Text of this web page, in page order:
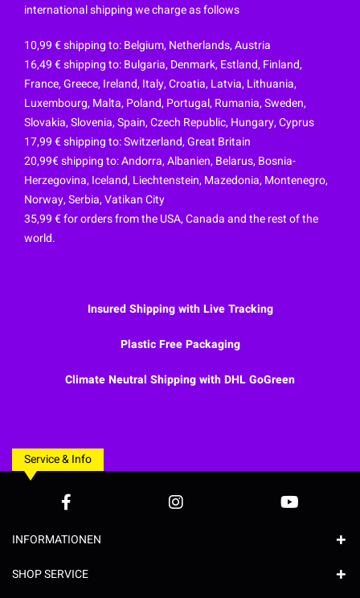
international shipping we charge as follows
10,99 € shipping to: Belgium, Netherlands, Austria
16,49 € shipping to: Bulgaria, Denmark, Estland, Finland,
France, Greece, Ireland, Italy, Croatia, Latvia, Lithuania,
Luxembourg, Malta, Poland, Portugal, Rumania, Sweden,
Slovakia, Slovenia, Spain,Czech Republic, Hungary, Cyprus
17,99 € shipping to: Switzerland, Great Britain
20,99€ shipping to: Andorra, Albanien, Belarus, Bosnia-
Herzegovina, Iceland, Liechtenstein, Mazedonia, Montenegro,
Norway, Serbia, Vatikan City
35,99 € for orders from the USA, Canada and the rest of the
world.
Insured Shipping with Live Tracking
Plastic Free Packaging
Climate Neutral Shipping with DHL GoGreen
Service & Info
INFORMATIONEN
SHOP SERVICE